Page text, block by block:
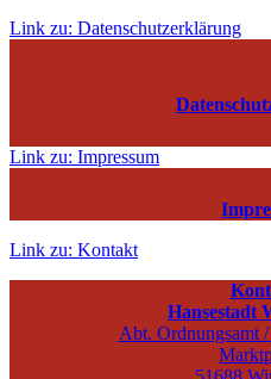
Link zu: Datenschutzerklärung
Link zu: Impressum
Link zu: Kontakt
Hansestadt
Abt. Ordnungsamt